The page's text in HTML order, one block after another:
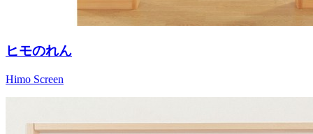
ヒモのれん
Himo Screen